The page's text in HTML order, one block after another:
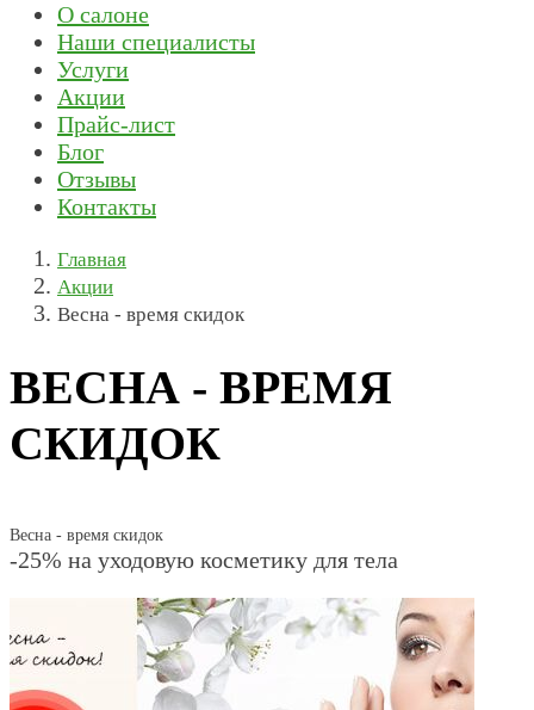
О салоне
Наши специалисты
Услуги
Акции
Прайс-лист
Блог
Отзывы
Контакты
Главная
Акции
Весна - время скидок
ВЕСНА - ВРЕМЯ
СКИДОК
Весна - время скидок
-25% на уходовую косметику для тела